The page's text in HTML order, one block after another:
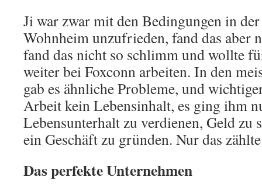
Ji war zwar mit den Bedingungen in
Wohnheim unzufrieden, fand das aber
fand das nicht so schlimm und wollte
weiter bei Foxconn arbeiten. In den
gab es ähnliche Probleme, und
Arbeit kein Lebensinhalt, es ging ihm
Lebensunterhalt zu verdienen, Geld zu
ein Geschäft zu gründen. Nur das
Das perfekte Unternehmen